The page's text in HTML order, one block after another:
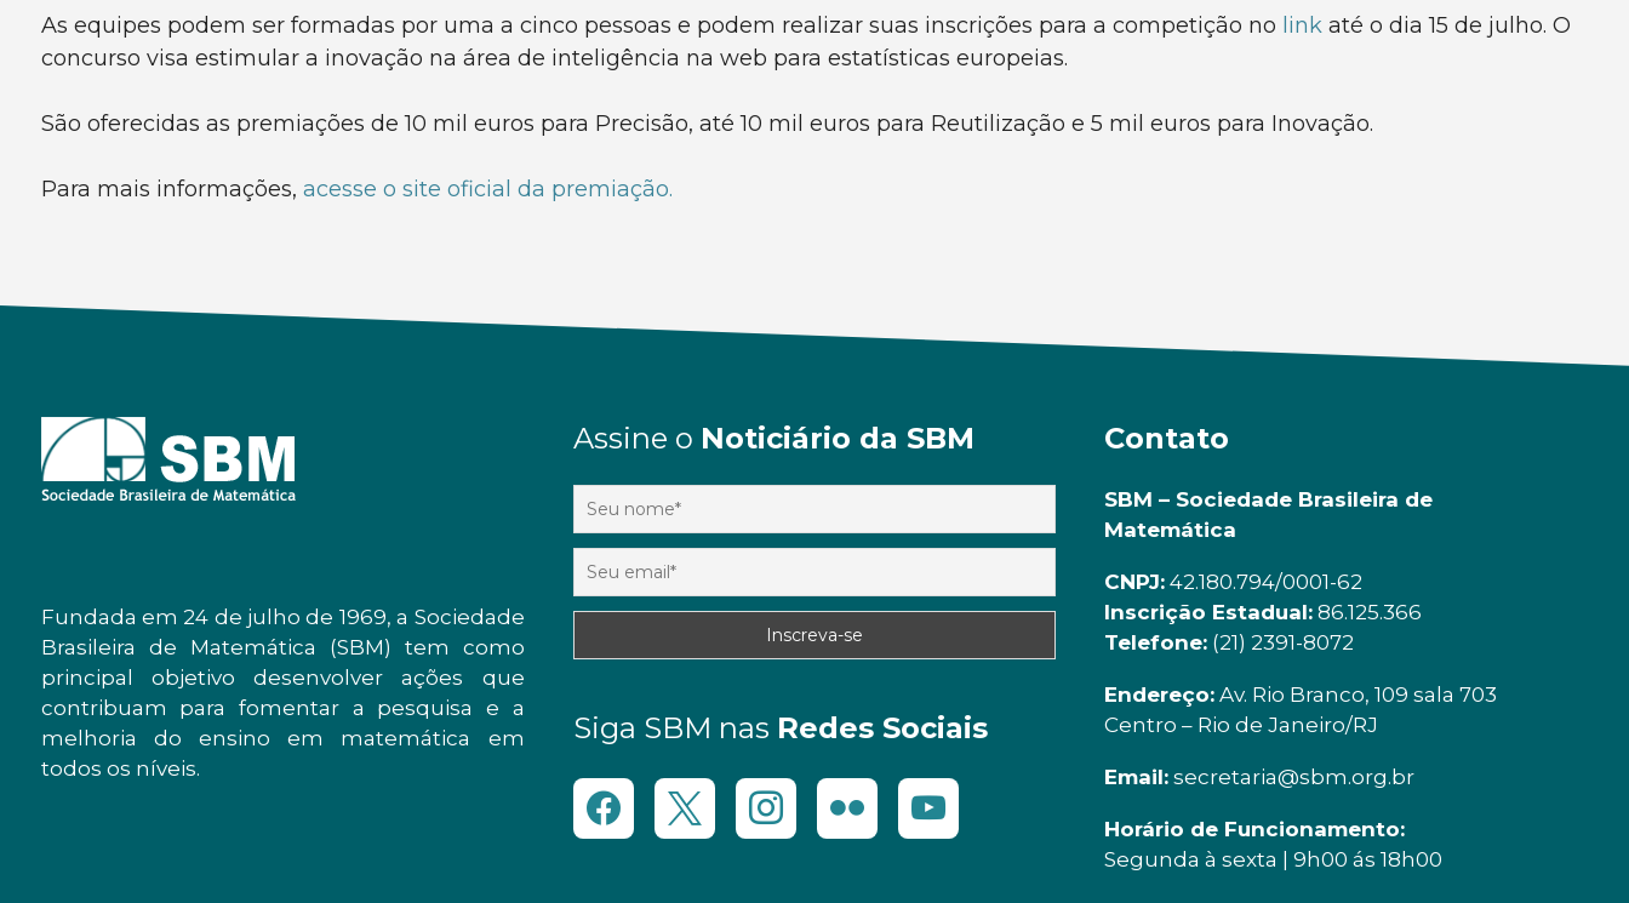
As equipes podem ser formadas por uma a cinco pessoas e podem realizar suas inscrições para a competição no linkaté o dia 15 de julho. O
concurso visa estimular a inovação na área de inteligência na web para estatísticas europeias.
São oferecidas as premiações de 10 mil euros para Precisão, até 10 mil euros para Reutilização e 5 mil euros para Inovação.
Para mais informações, acesse o site oficial da premiação.
Fundada em 24 de julho de 1969, a Sociedade
Brasileira de Matemática (SBM) tem como
principal objetivo desenvolver ações que
contribuam para fomentar a pesquisa e a
melhoria do ensino em matemática em
todos os níveis.
Assine o Noticiário da SBM
Siga SBM nas Redes Sociais
Contato
SBM – Sociedade Brasileira de
Matemática
CNPJ: 42.180.794/0001-62
Inscrição Estadual: 86.125.366
Telefone: (21) 2391-8072
Endereço: Av. Rio Branco, 109 sala 703
Centro – Rio de Janeiro/RJ
Email: secretaria@sbm.org.br
Horário de Funcionamento:
Segunda à sexta | 9h00 ás 18h00